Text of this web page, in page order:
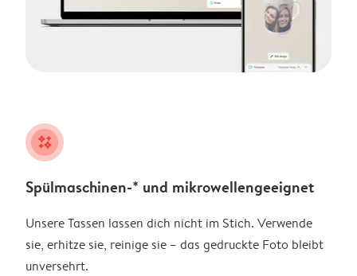
night
Spülmaschinen-* und mikrowellengeeignet
Unsere Tassen lassen dich nicht im Stich. Verwende
sie, erhitze sie, reinige sie – das gedruckte Foto bleibt
unversehrt.